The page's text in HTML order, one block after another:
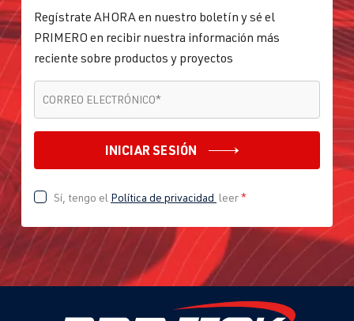
Regístrate AHORA en nuestro boletín y sé el
PRIMERO en recibir nuestra información más
reciente sobre productos y proyectos
CORREO ELECTRÓNICO*
INICIAR SESIÓN
Sí, tengo el Política de privacidad leer*